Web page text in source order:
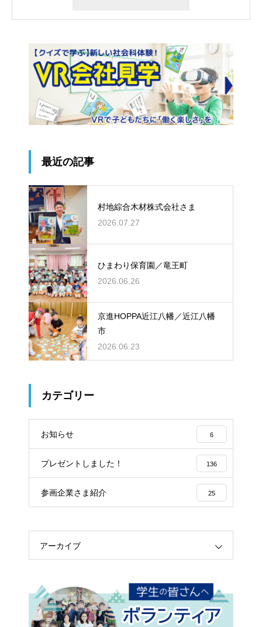
最近の記事
村地綜合木材株式会社さま
2026.07.27
ひまわり保育園／竜王町
2026.06.26
京進HOPPA近江八幡／近江八幡
市
2026.06.23
カテゴリー
お知らせ 6
プレゼントしました！ 136
参画企業さま紹介 25
アーカイブ